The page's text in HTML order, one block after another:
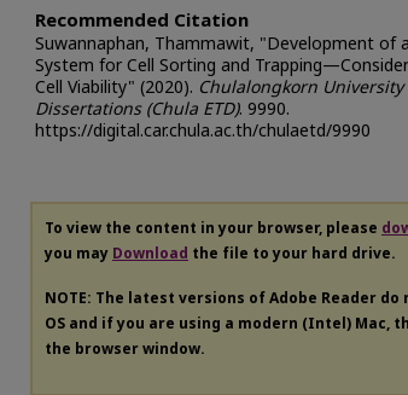
Recommended Citation
Suwannaphan, Thammawit, "Development of
System for Cell Sorting and
Cell Viability" (2020). Chulalongkorn University
Dissertations (Chula ETD). 9990.
https://digital.car.chula.ac.th/chulaetd/9990
To view the content in your browser, please
you may Download the file to your hard drive.
NOTE: The latest versions of Adobe Reader
OS and if you are using a modern (Intel)
the browser window.